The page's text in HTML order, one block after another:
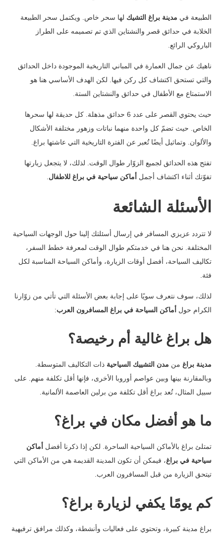
الطبيعة في مدينة براغ التشيك لها سحر خاص. ويكتمل سحر الطبيعة
الخلابة في حدائق قصر والنشتاين الذي تم تصميمه على الطراز
الباروكي الرائع.
ناهيك عن جمال العمارة في المباني التاريخية الموجودة داخل الحدائق
والتي تستحق اكتشاف كل ركن فيها. لكن الهدف الأساسي هنا هو
الاستمتاع مع الأطفال في حدائق والنشتاين الستة.
حيث يحتوي القصر على عدد 6 حدائق مذهلة. كل حديقة لها سحرها
الخاص. حيث تضمّ كل واحدة منهما نباتات وزهور مختلفة الأشكال
والألوان. وتماثيل أيضًا تُعبر عن الفترة التاريخية التي عاشتها براغ.
تفتح هذه الحدائق لجميع الزوّار طوال الوقت. لذلك، لا يتجعل زيارتها
تفوّتك أثناء اكتشاف أجمل أماكن سياحية في براغ للاطفال
الأسئلة الشائعة
لا تتردد عزيزي المسافر في إرسال أسئلتك إلينا حول الوجهات السياحية
المختلفة. نحن هنا في خدمتكم طوال الوقت لمعرفة خطط السفر،
تكاليف السياحة، أفضل أوقات الزيارة، وأماكن السياحة المناسبة لكل
فئة.
لذلك، سوف نتعرف سويًا على إجابة بعض الأسئلة التي تأتي من زوّارنا
الكرام حول أماكن السياحة في براغ المسافرون العرب:
هل براغ غالية أم رخيصة؟
مدينة براغ من مدن التشييك السياحية ذات التكاليف المتوسطة.
وبالمقارنة بينها وبين عواصم أوروبا الأخرى، فإنها أقل تكلفة منهم. على
سبيل المثال، تُعد براغ أقل تكلفة من برلين العاصمة الألمانية.
ما هو أفضل مكان في براغ؟
تمتلئ براغ بالأماكن السياحية الساحرة. لكن إذا ذكرنا أفضل أماكن
سياحية في براغ، فيمكن أن تكون المدينة القديمة هي من الأماكن التي
تيتحق الزيارة من قبل المسافرون العرب.
كم يومًا يكفي لزيارة براغ؟
براغ مدينة كبيرة، وتحتوي على فعاليات وأنشطة، وكذلك مرافق ترفيهية